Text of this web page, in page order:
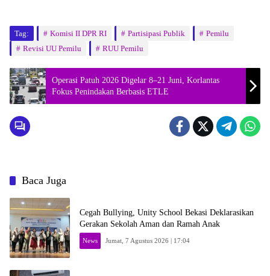
Tag: Komisi II DPR RI Partisipasi Publik
Pemilu
Revisi UU Pemilu
RUU Pemilu
Operasi Patuh 2026 Digelar 8–21 Juni, Korlantas
Fokus Penindakan Berbasis ETLE
Baca Juga
Cegah Bullying, Unity School Bekasi Deklarasikan
Gerakan Sekolah Aman dan Ramah Anak
News Jumat, 7 Agustus 2026 | 17:04